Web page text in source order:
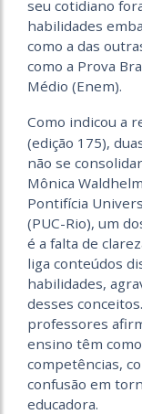
seu cotidiano
habilidades
como a das
como a Prova
Médio (Enem).
Como indicou a
(edição 175),
não se
Mônica
Pontifícia
(PUC-Rio), um
é a falta de
liga conteúdos
habilidades,
desses
professores
ensino têm
competências,
confusão em
educadora.